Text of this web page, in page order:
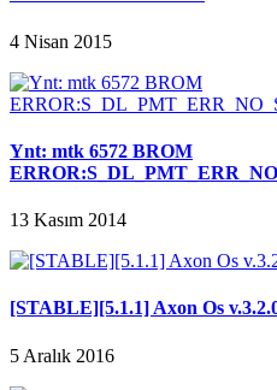
4 Nisan 2015
Ynt: mtk 6572 BROM
13 Kasım 2014
[STABLE][5.1.1] Axon Os
5 Aralık 2016